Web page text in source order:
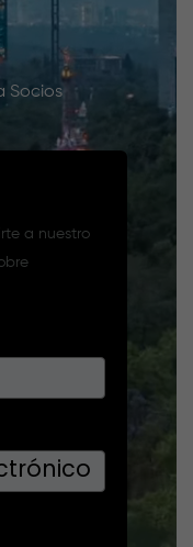
Socios
a nuestro